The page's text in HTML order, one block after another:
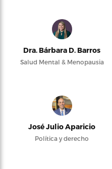
Dra. Bárbara D. Barros
Salud Mental & Menopausia
José Julio Aparicio
Política y derecho